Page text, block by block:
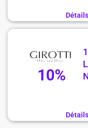
Détails
10%
Détails